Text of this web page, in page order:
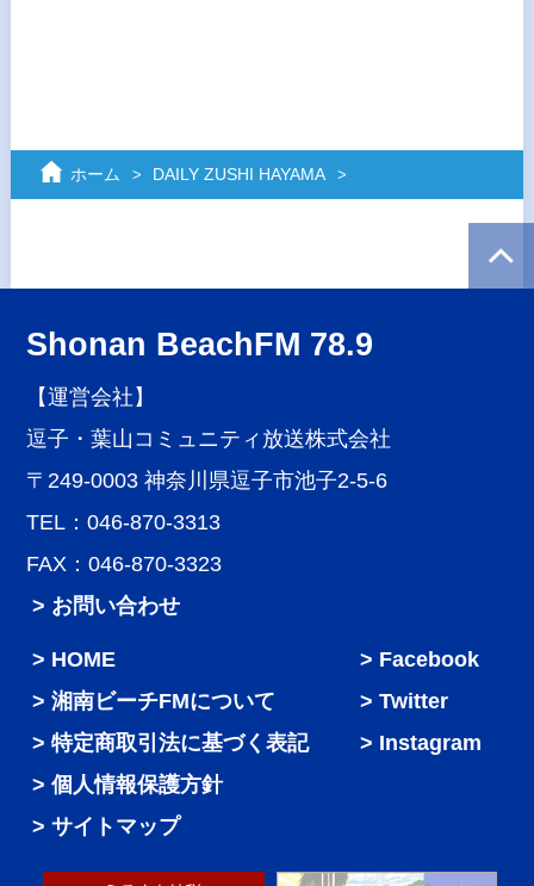
ホーム DAILY ZUSHI HAYAMA
Shonan BeachFM 78.9
【運営会社】
逗子・葉山コミュニティ放送株式会社
〒249-0003 神奈川県逗子市池子2-5-6
TEL：046-870-3313
FAX：046-870-3323
> お問い合わせ
HOME
湘南ビーチFMについて
特定商取引法に基づく表記
個人情報保護方針
サイトマップ
Facebook
Twitter
Instagram